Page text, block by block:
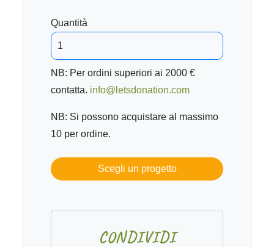
Quantità
NB: Per ordini superiori ai 2000 €
contatta. info@letsdonation.com
NB: Si possono acquistare al massimo
10 per ordine.
Scegli un progetto
CONDIVIDI